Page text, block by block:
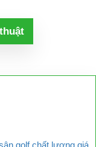
golf chất lượng giá